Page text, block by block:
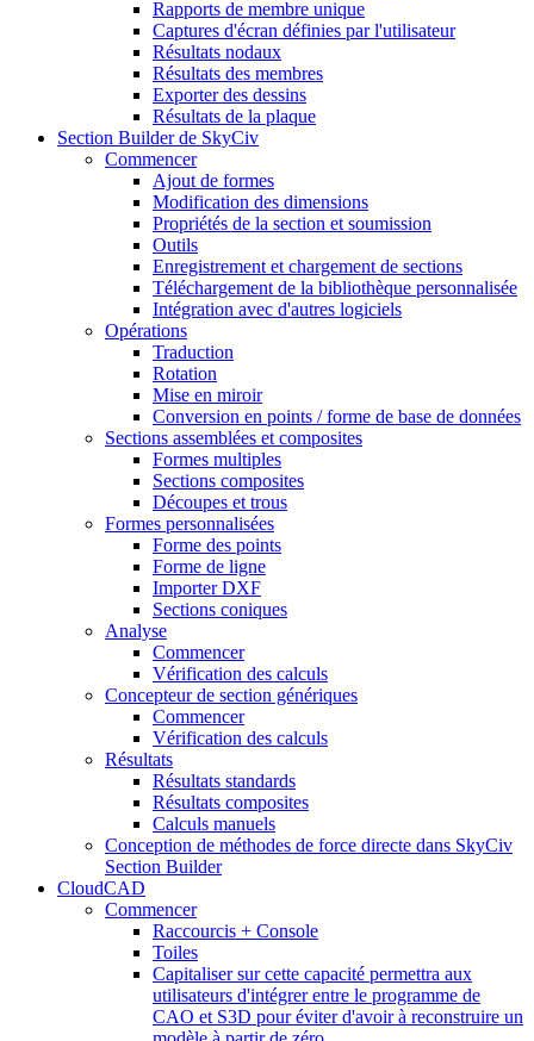
Rapports de membre unique
Captures d'écran définies par l'utilisateur
Résultats nodaux
Résultats des membres
Exporter des dessins
Résultats de la plaque
Section Builder de SkyCiv
Commencer
Ajout de formes
Modification des dimensions
Propriétés de la section et soumission
Outils
Enregistrement et chargement de sections
Téléchargement de la bibliothèque personnalisée
Intégration avec d'autres logiciels
Opérations
Traduction
Rotation
Mise en miroir
Conversion en points / forme de base de données
Sections assemblées et composites
Formes multiples
Sections composites
Découpes et trous
Formes personnalisées
Forme des points
Forme de ligne
Importer DXF
Sections coniques
Analyse
Commencer
Vérification des calculs
Concepteur de section génériques
Commencer
Vérification des calculs
Résultats
Résultats standards
Résultats composites
Calculs manuels
Conception de méthodes de force directe dans SkyCiv
Section Builder
CloudCAD
Commencer
Raccourcis + Console
Toiles
Capitaliser sur cette capacité permettra aux
utilisateurs d'intégrer entre le programme de
CAO et S3D pour éviter d'avoir à reconstruire un